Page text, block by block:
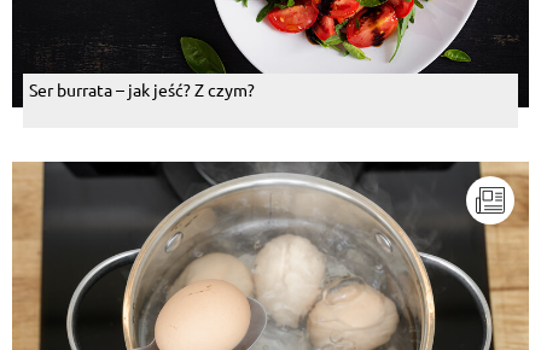
Ser burrata – jak jeść? Z czym?